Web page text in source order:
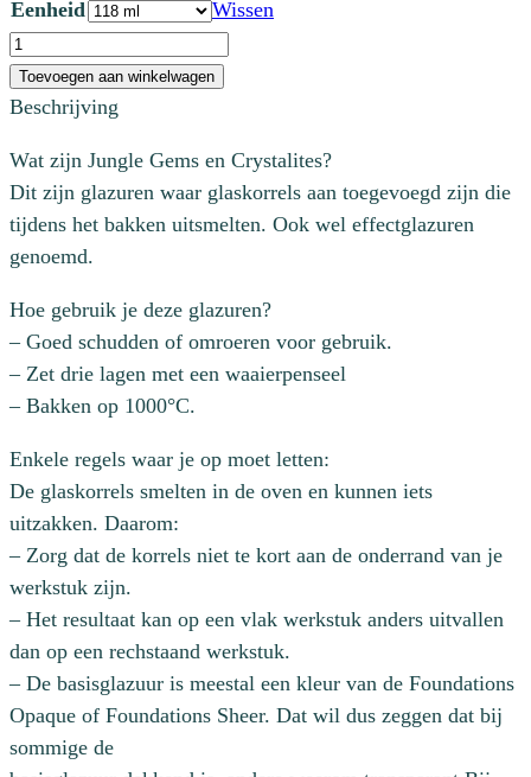
Eenheid
Wissen
CG785
Royal
Fantasy
Toevoegen aan winkelwagen
Beschrijving
Wat zijn Jungle Gems en Crystalites?
Dit zijn glazuren waar glaskorrels aan toegevoegd zijn die
tijdens het bakken uitsmelten. Ook wel effectglazuren
genoemd.
Hoe gebruik je deze glazuren?
– Goed schudden of omroeren voor gebruik.
– Zet drie lagen met een waaierpenseel
– Bakken op 1000°C.
Enkele regels waar je op moet letten:
De glaskorrels smelten in de oven en kunnen iets
uitzakken. Daarom:
– Zorg dat de korrels niet te kort aan de onderrand van je
werkstuk zijn.
– Het resultaat kan op een vlak werkstuk anders uitvallen
dan op een rechstaand werkstuk.
– De basisglazuur is meestal een kleur van de Foundations
Opaque of Foundations Sheer. Dat wil dus zeggen dat bij
sommige de